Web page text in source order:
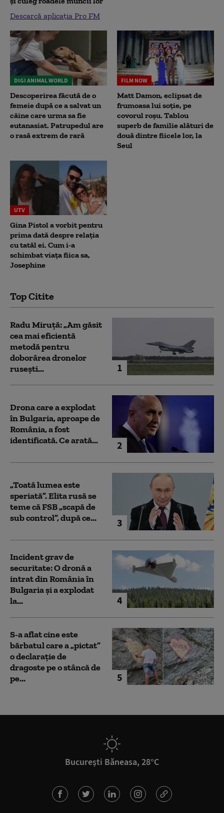
Descarcă aplicația Pro FM
DIGI ANIMAL WORLD
Descoperirea făcută de o
femeie după ce a salvat un
câine care urma sa fie
eutanasiat. Patrupedul are
o rasă extrem de rară
FILM NOW
Matt Damon, eclipsat de
frumoasa lui soție, pe
covorul roșu. Tablou
superb de familie alături de
două dintre fiicele lor, la
Seul
UTV
Gina Pistol a vorbit pentru
prima dată despre relația
cu tatăl ei. Cum i-a
schimbat viața fiica sa,
Josephine
Top Citite
1
Radu Miruță: „Am găsit
cea mai eficientă
metodă pentru
doborârea dronelor
rusești...
2
Drona care a explodat
în Bulgaria, aproape de
România, a fost
identificată. Ce arată...
3
„Toată lumea este
speriată”. Elita rusă se
teme că FSB „scapă de
sub control”, după ce...
4
Incident grav de
securitate: O dronă a
intrat din România în
Bulgaria şi a explodat
la...
5
S-a aflat cine este
bărbatul care a „pictat”
o declarație de
dragoste pe o stâncă de
pe...
București Băneasa, 28°C